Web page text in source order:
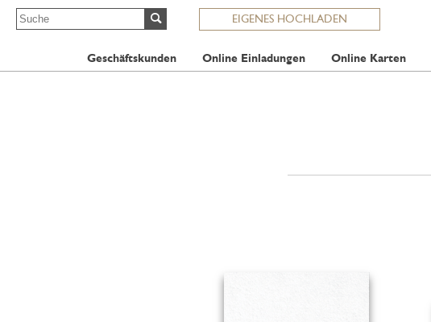
EIGENES HOCHLADEN
Geschäftskunden Online Einladungen Online Karten